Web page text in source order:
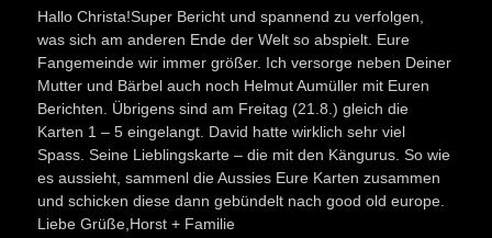
Hallo Christa!Super Bericht und spannend zu verfolgen,
was sich am anderen Ende der Welt so abspielt. Eure
Fangemeinde wir immer größer. Ich versorge neben Deiner
Mutter und Bärbel auch noch Helmut Aumüller mit Euren
Berichten. Übrigens sind am Freitag (21.8.) gleich die
Karten 1 – 5 eingelangt. David hatte wirklich sehr viel
Spass. Seine Lieblingskarte – die mit den Kängurus. So wie
es aussieht, sammenl die Aussies Eure Karten zusammen
und schicken diese dann gebündelt nach good old europe.
Liebe Grüße,Horst + Familie